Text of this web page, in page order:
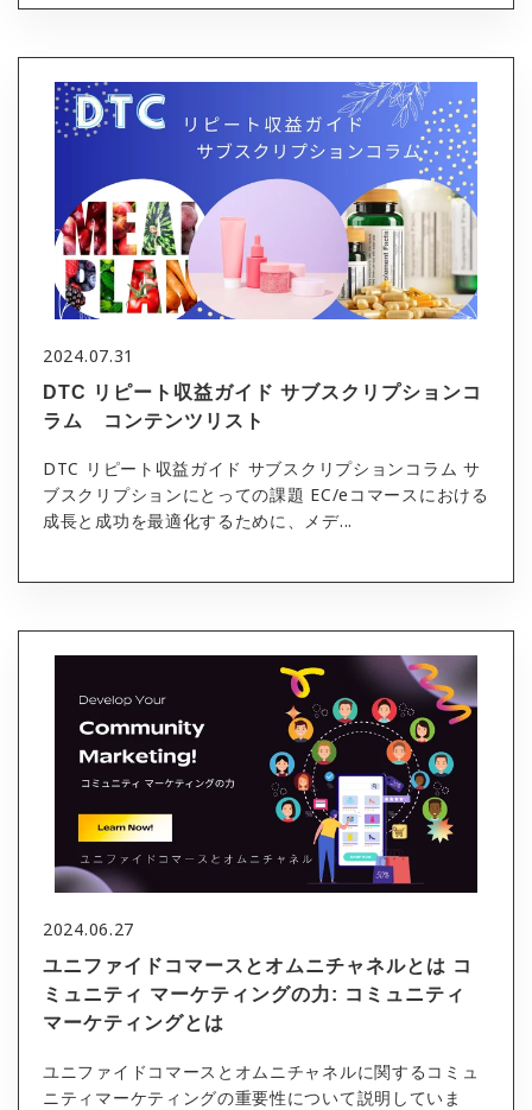
2024.07.31
DTC リピート収益ガイド サブスクリプションコ
ラム コンテンツリスト
DTC リピート収益ガイド サブスクリプションコラム サ
ブスクリプションにとっての課題 EC/eコマースにおける
成長と成功を最適化するために、メデ...
2024.06.27
ユニファイドコマースとオムニチャネルとは コ
ミュニティ マーケティングの力: コミュニティ
マーケティングとは
ユニファイドコマースとオムニチャネルに関するコミュ
ニティマーケティングの重要性について説明していま